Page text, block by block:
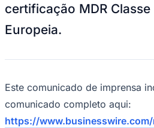
Este comunicado de imprensa
https://
041007/pt/